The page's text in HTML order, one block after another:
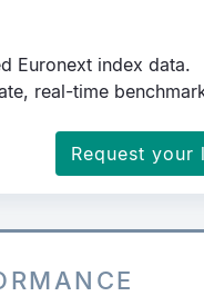
Euronext index data.
real-time
Request your